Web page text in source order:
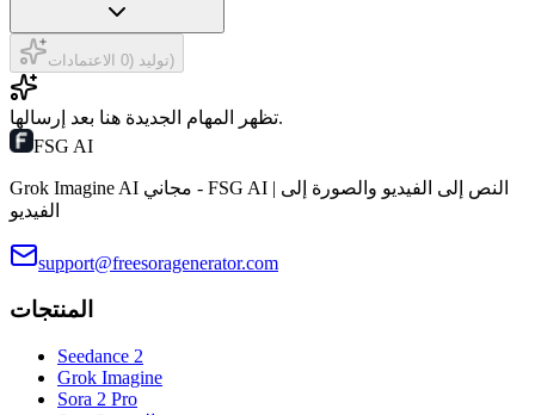
توليد (0 الاعتمادات)
تظهر المهام الجديدة هنا بعد إرسالها.
FSG AI
Grok Imagine AI مجاني - FSG AI | النص إلى الفيديو والصورة إلى
الفيديو
support@freesoragenerator.com
المنتجات
Seedance 2
Grok Imagine
Sora 2 Pro